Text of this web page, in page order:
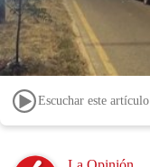
Escuchar este artículo